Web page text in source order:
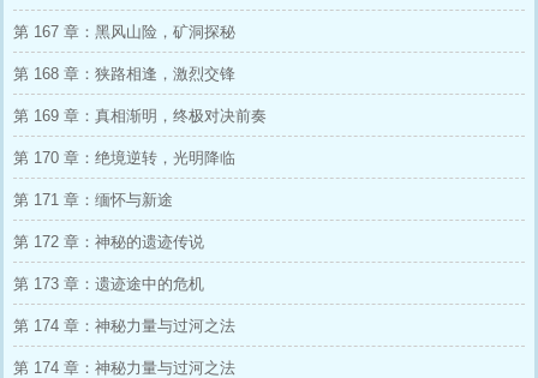
第 167 章：黑风山险，矿洞探秘
第 168 章：狭路相逢，激烈交锋
第 169 章：真相渐明，终极对决前奏
第 170 章：绝境逆转，光明降临
第 171 章：缅怀与新途
第 172 章：神秘的遗迹传说
第 173 章：遗迹途中的危机
第 174 章：神秘力量与过河之法
第 174 章：神秘力量与过河之法